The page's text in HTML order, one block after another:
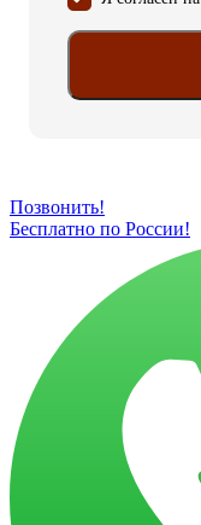
Позвонить!
Бесплатно по России!